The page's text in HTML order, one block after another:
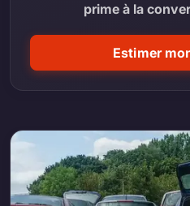
prime à la
Estimer